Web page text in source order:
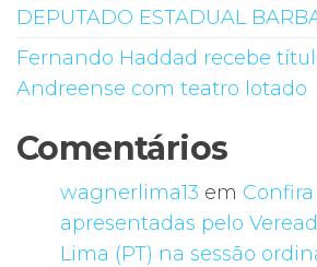
DEPUTADO ESTADUAL
Fernando Haddad recebe
Andreense com teatro lotado
Comentários
wagnerlima13 em
apresentadas pelo
Lima (PT) na sessão